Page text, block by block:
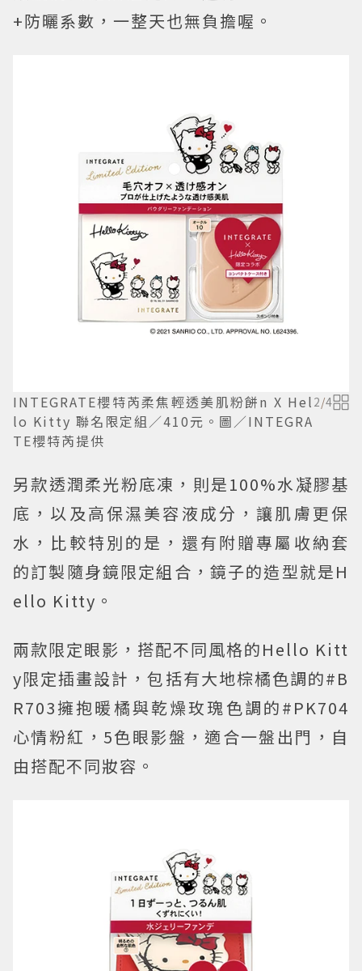
+防曬系數，一整天也無負擔喔。
INTEGRATE櫻特芮柔焦輕透美肌粉餅n X Hel
lo Kitty 聯名限定組／410元。圖／INTEGRA
TE櫻特芮提供
2/4
另款透潤柔光粉底凍，則是100%水凝膠基
底，以及高保濕美容液成分，讓肌膚更保
水，比較特別的是，還有附贈專屬收納套
的訂製隨身鏡限定組合，鏡子的造型就是H
ello Kitty。
兩款限定眼影，搭配不同風格的Hello Kitt
y限定插畫設計，包括有大地棕橘色調的#B
R703擁抱暖橘與乾燥玫瑰色調的#PK704
心情粉紅，5色眼影盤，適合一盤出門，自
由搭配不同妝容。